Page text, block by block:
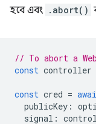
হবে এবং .abort()
// To abort a
const controller
const cred =
publicKey :
signal :